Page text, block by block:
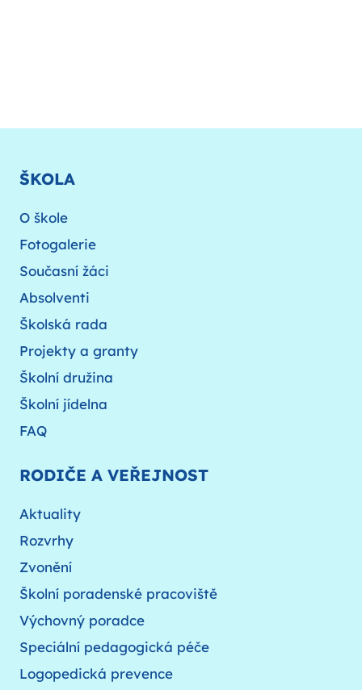
ŠKOLA
O škole
Fotogalerie
Současní žáci
Absolventi
Školská rada
Projekty a granty
Školní družina
Školní jídelna
FAQ
RODIČE A VEŘEJNOST
Aktuality
Rozvrhy
Zvonění
Školní poradenské pracoviště
Výchovný poradce
Speciální pedagogická péče
Logopedická prevence